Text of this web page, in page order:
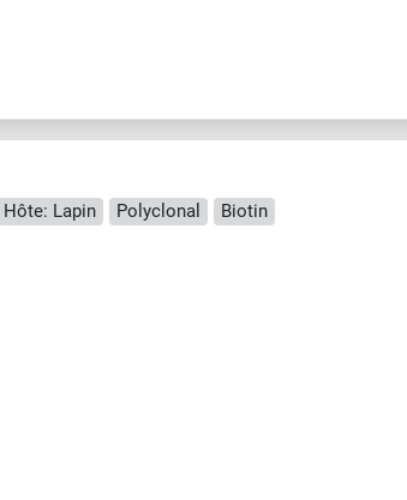
Hôte: Lapin Polyclonal Biotin